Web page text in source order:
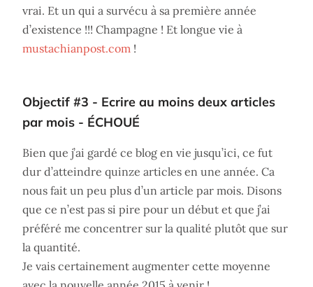
vrai. Et un qui a survécu à sa première année
d’existence !!! Champagne ! Et longue vie à
mustachianpost.com !
Objectif #3 - Ecrire au moins deux articles
par mois - ÉCHOUÉ
Bien que j’ai gardé ce blog en vie jusqu’ici, ce fut
dur d’atteindre quinze articles en une année. Ca
nous fait un peu plus d’un article par mois. Disons
que ce n’est pas si pire pour un début et que j’ai
préféré me concentrer sur la qualité plutôt que sur
la quantité.
Je vais certainement augmenter cette moyenne